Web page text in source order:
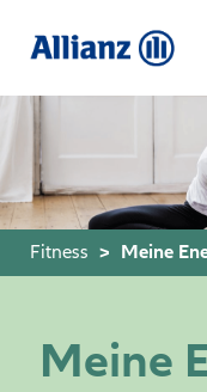
content
Fitness Meine
Meine